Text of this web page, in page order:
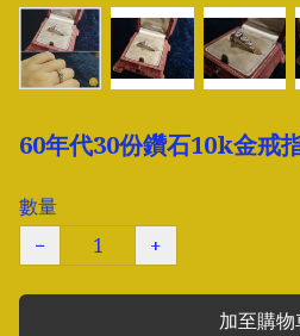
60年代30份鑽石10k金戒
數量
−
+
加至購物